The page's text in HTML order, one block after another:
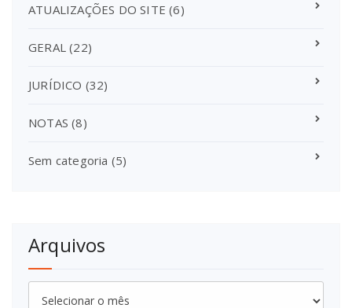
ATUALIZAÇÕES DO SITE (6)
GERAL (22)
JURÍDICO (32)
NOTAS (8)
Sem categoria (5)
Arquivos
Arquivos